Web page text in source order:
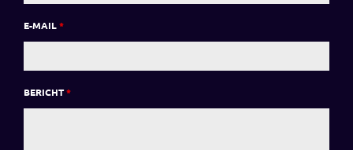
E-MAIL*
BERICHT*